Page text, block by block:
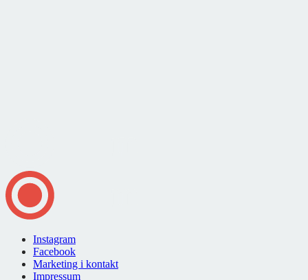
Instagram
Facebook
Marketing i kontakt
Impressum